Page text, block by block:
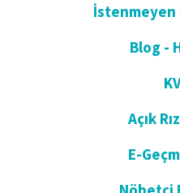
İstenmeyen
Blog -
Açık
E-